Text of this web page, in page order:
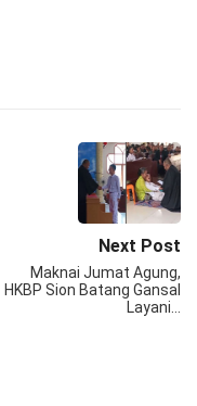
Next Post
Maknai Jumat Agung,
HKBP Sion Batang Gansal
Layani…